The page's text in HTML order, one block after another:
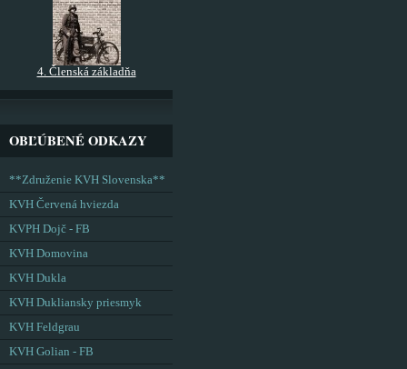
4. Členská základňa
OBĽÚBENÉ ODKAZY
**Združenie KVH Slovenska**
KVH Červená hviezda
KVPH Dojč - FB
KVH Domovina
KVH Dukla
KVH Dukliansky priesmyk
KVH Feldgrau
KVH Golian - FB